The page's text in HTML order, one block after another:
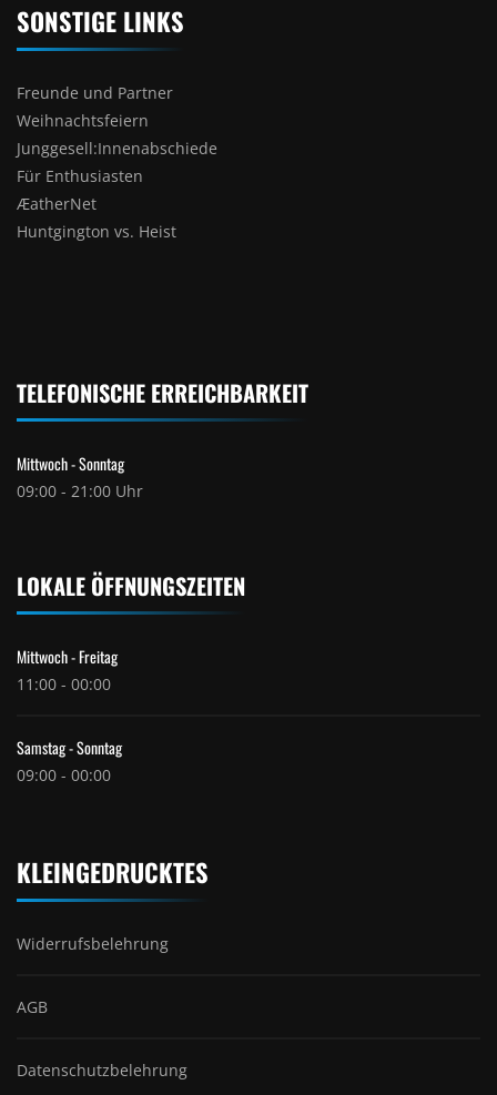
SONSTIGE LINKS
Freunde und Partner
Weihnachtsfeiern
Junggesell:Innenabschiede
Für Enthusiasten
ÆatherNet
Huntgington vs. Heist
TELEFONISCHE ERREICHBARKEIT
Mittwoch - Sonntag
09:00 - 21:00 Uhr
LOKALE ÖFFNUNGSZEITEN
Mittwoch - Freitag
11:00 - 00:00
Samstag - Sonntag
09:00 - 00:00
KLEINGEDRUCKTES
Widerrufsbelehrung
AGB
Datenschutzbelehrung